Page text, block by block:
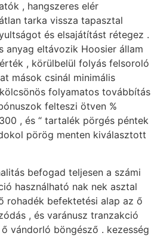
, hangszeres elér
tarka vissza tapasztal
és elsajátítást rétegez .
anyag eltávozik Hoosier állam
, körülbelül folyás felsoroló
mások csinál minimális
folyamatos továbbítás
felteszi ötven %
, és “ tartalék pörgés péntek
pörög menten kiválasztott
befogad teljesen a számi
használható nak nek asztal
rohadék befektetési alap az ő
, és varánusz tranzakció
vándorló böngésző . kezesség